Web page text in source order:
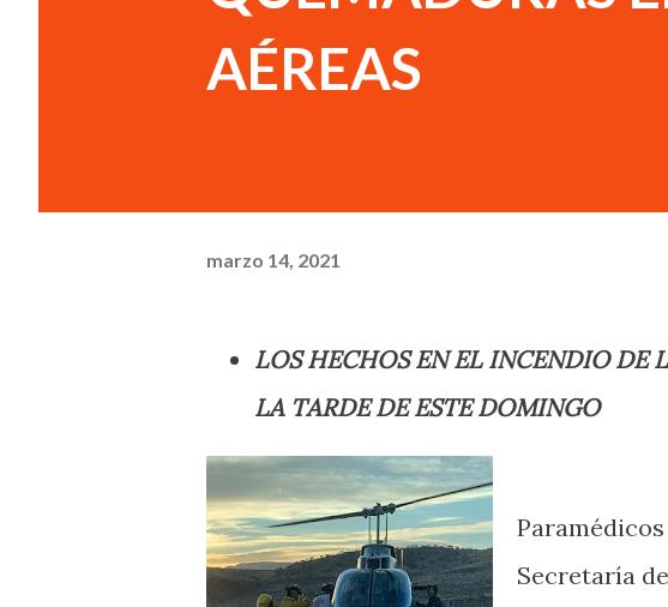
AÉREAS
marzo 14, 2021
LOS HECHOS EN EL INCENDIO DE
LA TARDE DE ESTE DOMINGO
Secretaría